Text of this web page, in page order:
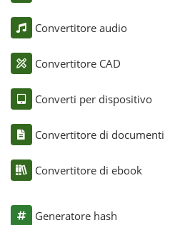
Convertitore audio
Convertitore CAD
Converti per dispositivo
Convertitore di documenti
Convertitore di ebook
Generatore hash